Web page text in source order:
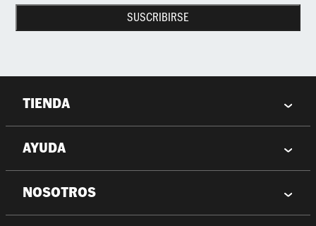
SUSCRIBIRSE
TIENDA
AYUDA
NOSOTROS